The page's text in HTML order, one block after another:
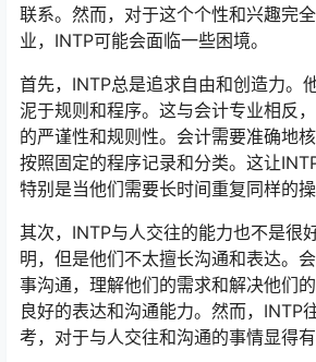
联系。然而，对于这个个性和兴趣完
业，INTP可能会面临一些困境。
首先，INTP总是追求自由和创造力。
泥于规则和程序。这与会计专业相反
的严谨性和规则性。会计需要准确地
按照固定的程序记录和分类。这让
特别是当他们需要长时间重复同样的操
其次，INTP与人交往的能力也不是很
明，但是他们不太擅长沟通和表达。
事沟通，理解他们的需求和解决他们
良好的表达和沟通能力。然而，INTP
考，对于与人交往和沟通的事情显得有